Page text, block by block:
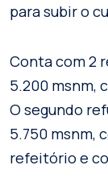
para subir o
Conta com 2
5.200 msnm,
O segundo
5.750 msnm,
refeitório e